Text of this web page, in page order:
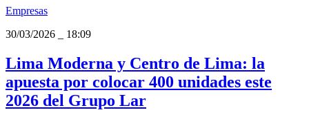
Empresas
30/03/2026
18:09
Lima Moderna y Centro de Lima: la
apuesta por colocar 400 unidades este
2026 del Grupo Lar